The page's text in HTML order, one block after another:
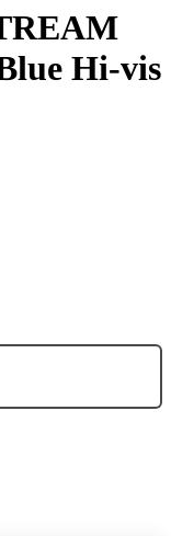
Hi-vis